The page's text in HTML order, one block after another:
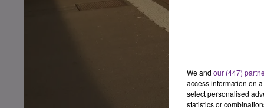
We and our (447)
access information on
select personalised
statistics or